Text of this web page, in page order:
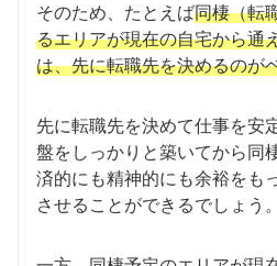
そのため、たとえば同棲（転
るエリアが現在の自宅から通
は、先に転職先を決めるのが
先に転職先を決めて仕事を安
盤をしっかりと築いてから同
済的にも精神的にも余裕をも
させることができるでしょう。